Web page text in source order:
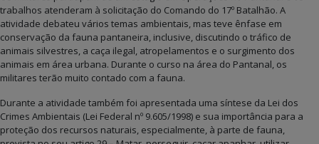
trabalhos atenderam à solicitação do Comando do 17º Batalhão. A
atividade debateu vários temas ambientais, mas teve ênfase em
conservação da fauna pantaneira, inclusive, discutindo o tráfico de
animais silvestres, a caça ilegal, atropelamentos e o surgimento dos
animais em área urbana. Durante o curso na área do Pantanal, os
militares terão muito contado com a fauna.
Durante a atividade também foi apresentada uma síntese da Lei dos
Crimes Ambientais (Lei Federal nº 9.605/1998) e sua importância para a
proteção dos recursos naturais, especialmente, à parte de fauna,